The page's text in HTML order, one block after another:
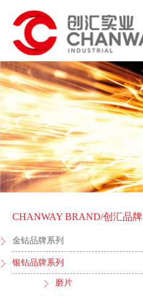
CHANWAY BRAND/创汇品牌
金钻品牌系列
银钻品牌系列
磨片